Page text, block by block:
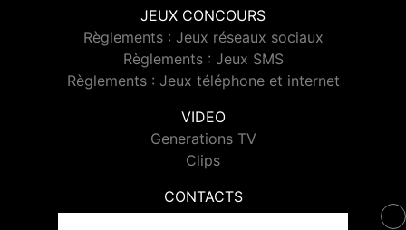
JEUX CONCOURS
Règlements : Jeux réseaux sociaux
Règlements : Jeux SMS
Règlements : Jeux téléphone et internet
VIDEO
Generations TV
Clips
CONTACTS
Contacter Generations